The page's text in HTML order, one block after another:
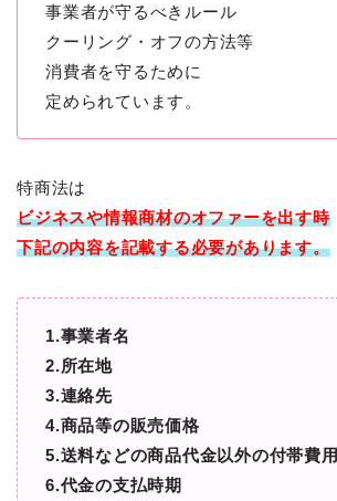
事業者が守るべきルール
クーリング・オフの方法等
消費者を守るために
定められています。
特商法は
ビジネスや情報商材のオファーを出す時
下記の内容を記載する必要があります。
1.事業者名
2.所在地
3.連絡先
4.商品等の販売価格
5.送料などの商品代金以外の付帯費用
6.代金の支払時期